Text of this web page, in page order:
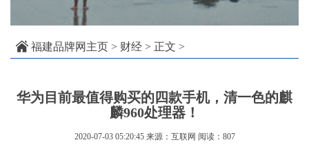
福建品牌网主页 > 财经 > 正文 >
华为目前最值得购买的四款手机，清一色的麒
麟960处理器！
2020-07-03 05:20:45 来源：互联网 阅读：807